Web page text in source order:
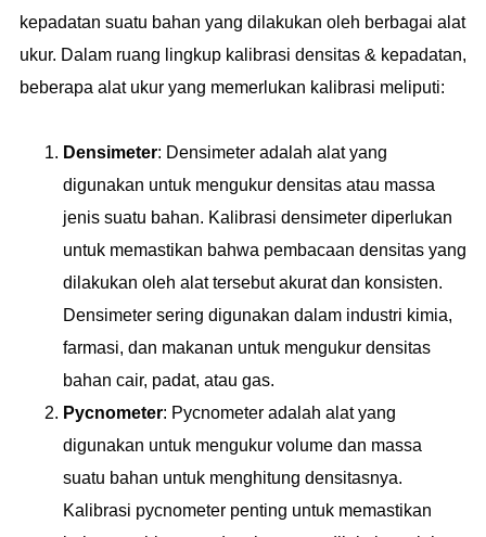
kepadatan suatu bahan yang dilakukan oleh berbagai alat
ukur. Dalam ruang lingkup kalibrasi densitas & kepadatan,
beberapa alat ukur yang memerlukan kalibrasi meliputi:
Densimeter: Densimeter adalah alat yang
digunakan untuk mengukur densitas atau massa
jenis suatu bahan. Kalibrasi densimeter diperlukan
untuk memastikan bahwa pembacaan densitas yang
dilakukan oleh alat tersebut akurat dan konsisten.
Densimeter sering digunakan dalam industri kimia,
farmasi, dan makanan untuk mengukur densitas
bahan cair, padat, atau gas.
Pycnometer: Pycnometer adalah alat yang
digunakan untuk mengukur volume dan massa
suatu bahan untuk menghitung densitasnya.
Kalibrasi pycnometer penting untuk memastikan